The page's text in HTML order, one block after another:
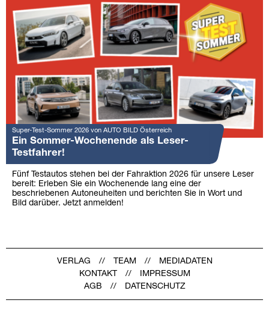
Super-Test-Sommer 2026 von AUTO BILD Österreich
Ein Sommer-Wochenende als Leser-
Testfahrer!
Fünf Testautos stehen bei der Fahraktion 2026 für unsere Leser
bereit: Erleben Sie ein Wochenende lang eine der
beschriebenen Autoneuheiten und berichten Sie in Wort und
Bild darüber. Jetzt anmelden!
VERLAG TEAM
MEDIADATEN
KONTAKT
IMPRESSUM
AGB
DATENSCHUTZ